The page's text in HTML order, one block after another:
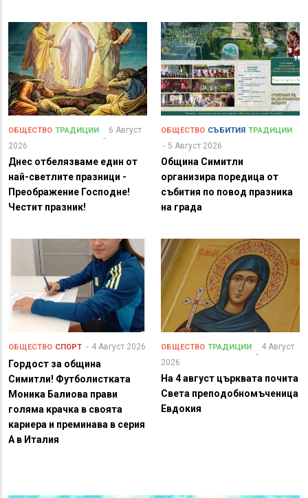
ОБЩЕСТВО ТРАДИЦИИ
6 Август
2026
Днес отбелязваме един от
най-светлите празници -
Преображение Господне!
Честит празник!
ОБЩЕСТВО СЪБИТИЯ ТРАДИЦИИ
5 Август 2026
Община Симитли
организира поредица от
събития по повод празника
на града
ОБЩЕСТВО СПОРТ 4 Август 2026
Гордост за община
Симитли! Футболистката
Моника Балиова прави
голяма крачка в своята
кариера и преминава в серия
А в Италия
ОБЩЕСТВО ТРАДИЦИИ
4 Август
2026
На 4 август църквата почита
Света преподобномъченица
Евдокия